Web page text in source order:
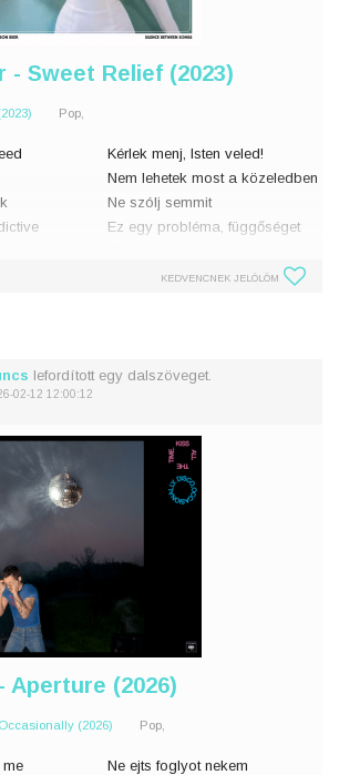
- Sweet Relief (2023)
Pop,
Kérlek menj, Isten veled!
Nem lehetek most a közeledben
Ne szólj semmit
Ez egy probléma, függőséget
Szükségem van rád, hogy
Vigyél a fellegekig
KEDVENCNEK JELÖLÖM
lefordított egy dalszöveget.
02-12 12:00:12
Aperture (2026)
(2026) Pop,
me
Ne ejts foglyot nekem